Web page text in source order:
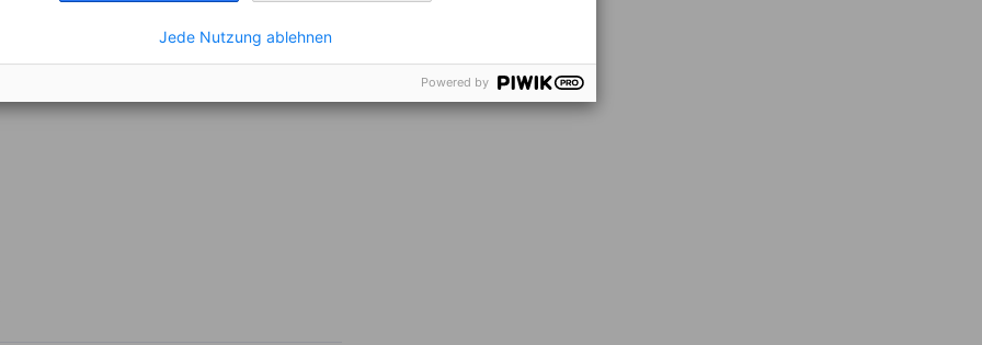
el objetivo de convencer a sus clientes con
Jede Nutzung ablehnen
Powered by